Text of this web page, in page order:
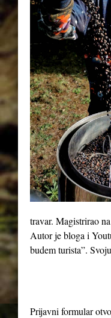
travar. Magistrirao
Autor je bloga i
budem turista”.
Prijavni formular